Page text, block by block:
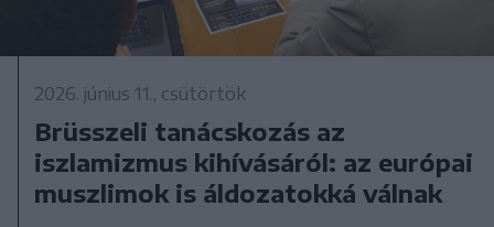
2026. június 11., csütörtök
Brüsszeli tanácskozás az
iszlamizmus kihívásáról: az európai
muszlimok is áldozatokká válnak